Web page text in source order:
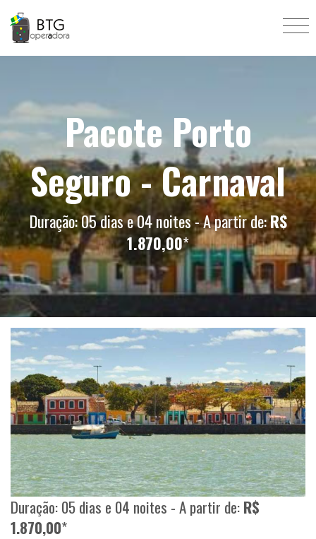
Pacote Porto
Seguro - Carnaval
Duração: 05 dias e 04 noites - A partir de:R$
1.870,00*
Duração: 05 dias e 04 noites - A partir de:R$
1.870,00*